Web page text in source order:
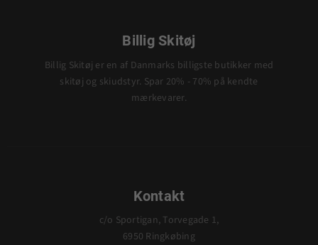
Billig Skitøj
Billig Skitøj er en af Danmarks billigste butikker med
skitøj og skiudstyr. Spar 20% - 70% på kendte
mærkevarer.
Kontakt
c/o Sportigan, Torvegade 1,
6950 Ringkøbing